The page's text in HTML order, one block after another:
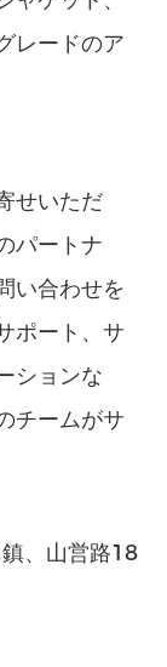
レードのア
せいただ
パートナ
い合わせを
ポート、サ
ションな
チームがサ
、山営路18